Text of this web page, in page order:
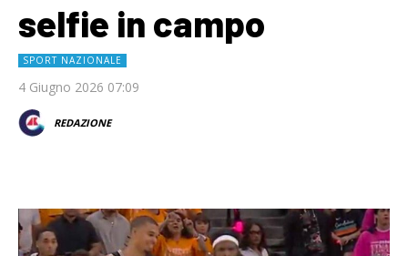
selfie in campo
SPORT NAZIONALE
4 Giugno 2026 07:09
REDAZIONE